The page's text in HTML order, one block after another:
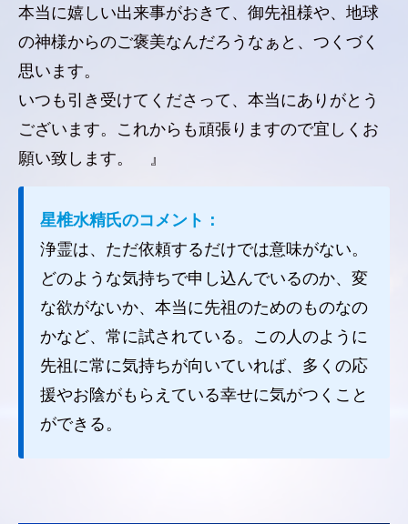
本当に嬉しい出来事がおきて、御先祖様や、地球
の神様からのご褒美なんだろうなぁと、つくづく
思います。
いつも引き受けてくださって、本当にありがとう
ございます。これからも頑張りますので宜しくお
願い致します。 』
星椎水精氏のコメント：
浄霊は、ただ依頼するだけでは意味がない。
どのような気持ちで申し込んでいるのか、変
な欲がないか、本当に先祖のためのものなの
かなど、常に試されている。この人のように
先祖に常に気持ちが向いていれば、多くの応
援やお陰がもらえている幸せに気がつくこと
ができる。